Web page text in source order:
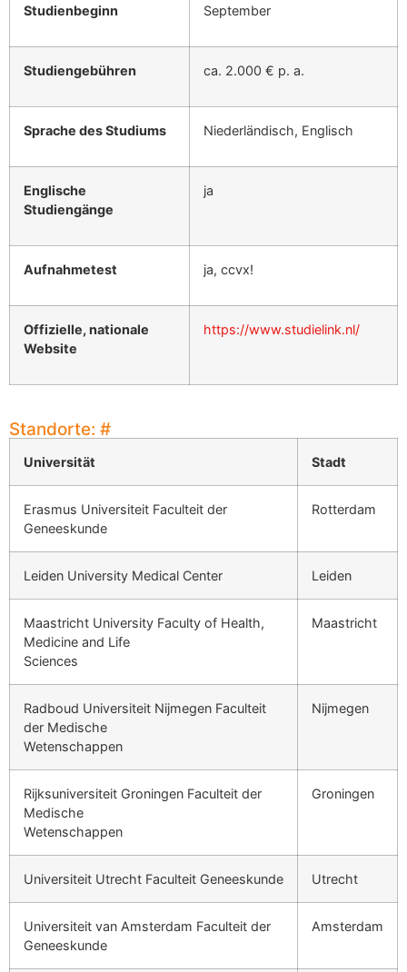
Studienbeginn September
Studiengebühren ca. 2.000 € p. a.
Sprache des Studiums Niederländisch, Englisch
Englische
Studiengänge
ja
Aufnahmetest ja, ccvx!
Offizielle, nationale
Website
https://www.studielink.nl/
Standorte: #
Universität Stadt
Erasmus Universiteit Faculteit der
Geneeskunde
Rotterdam
Leiden University Medical Center Leiden
Maastricht University Faculty of Health,
Medicine and Life
Sciences
Maastricht
Radboud Universiteit Nijmegen Faculteit
der Medische
Wetenschappen
Nijmegen
Rijksuniversiteit Groningen Faculteit der
Medische
Wetenschappen
Groningen
Universiteit Utrecht Faculteit Geneeskunde Utrecht
Universiteit van Amsterdam Faculteit der
Geneeskunde
Amsterdam